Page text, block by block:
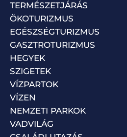
TERMÉSZETJÁRÁS
ÖKOTURIZMUS
EGÉSZSÉGTURIZMUS
GASZTROTURIZMUS
HEGYEK
SZIGETEK
VÍZPARTOK
VÍZEN
NEMZETI PARKOK
VADVILÁG